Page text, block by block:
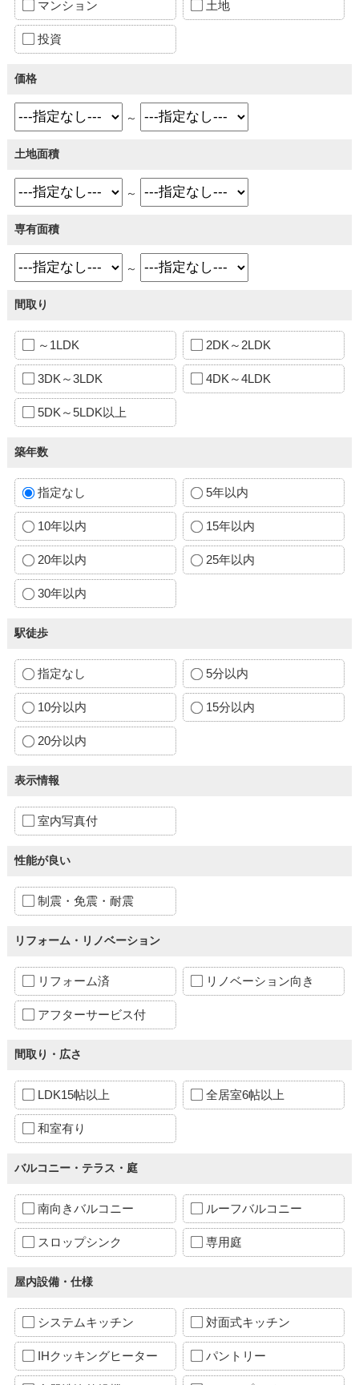
マンション 土地
投資
価格
～
土地面積
～
専有面積
～
間取り
～1LDK 2DK～2LDK
3DK～3LDK 4DK～4LDK
5DK～5LDK以上
築年数
指定なし 5年以内
10年以内 15年以内
20年以内 25年以内
30年以内
駅徒歩
指定なし 5分以内
10分以内 15分以内
20分以内
表示情報
室内写真付
性能が良い
制震・免震・耐震
リフォーム・リノベーション
リフォーム済 リノベーション向き
アフターサービス付
間取り・広さ
LDK15帖以上 全居室6帖以上
和室有り
バルコニー・テラス・庭
南向きバルコニー ルーフバルコニー
スロップシンク 専用庭
屋内設備・仕様
システムキッチン 対面式キッチン
IHクッキングヒーター パントリー